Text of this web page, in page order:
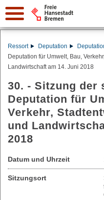
Suche:
Ressort Deputation
Deputation für Umwelt, Bau,
Landwirtschaft am 14. Juni 2018
30. - Sitzung der
Deputation für
Verkehr,
und
2018
Datum und Uhrzeit
Sitzungsort